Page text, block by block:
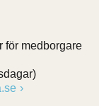
för medborgare